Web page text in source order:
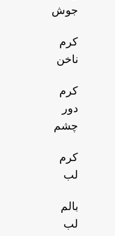
جوش
کرم
ناخن
کرم
دور
چشم
کرم
لب
بالم
لب